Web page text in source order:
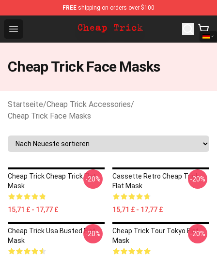
FREE shipping on orders over $100
Open menu
Cheap Trick Store - Official Cheap Trick Merchandise
Cheap Trick Face Masks
Startseite/Cheap Trick Accessories/
Cheap Trick Face Masks
Cheap Trick Cheap Trick Flat
Mask
15,71 £ - 17,77 £
-20%
Cassette Retro Cheap Trick
Flat Mask
15,71 £ - 17,77 £
-20%
Cheap Trick Usa Busted Flat
Mask
-20%
Cheap Trick Tour Tokyo Flat
Mask
-20%